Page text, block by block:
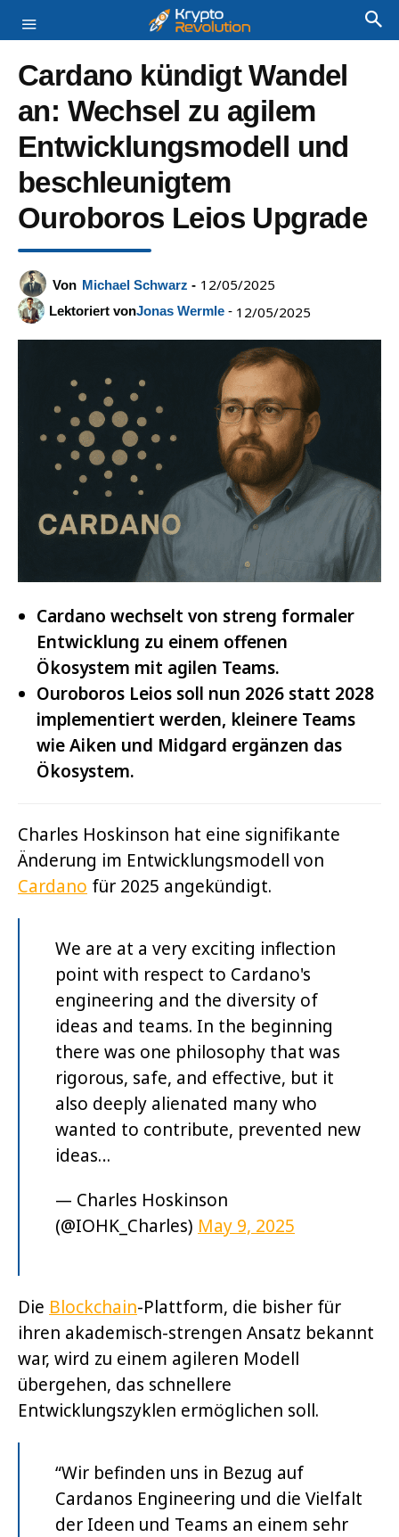
Cardano kündigt Wandel
an: Wechsel zu agilem
Entwicklungsmodell und
beschleunigtem
Ouroboros Leios Upgrade
Von Michael Schwarz - 12/05/2025
Lektoriert vonJonas Wermle - 12/05/2025
Cardano wechselt von streng formaler
Entwicklung zu einem offenen
Ökosystem mit agilen Teams.
Ouroboros Leios soll nun 2026 statt 2028
implementiert werden, kleinere Teams
wie Aiken und Midgard ergänzen das
Ökosystem.
Charles Hoskinson hat eine signifikante
Änderung im Entwicklungsmodell von
Cardano für 2025 angekündigt.
We are at a very exciting inflection
point with respect to Cardano's
engineering and the diversity of
ideas and teams. In the beginning
there was one philosophy that was
rigorous, safe, and effective, but it
also deeply alienated many who
wanted to contribute, prevented new
ideas…
— Charles Hoskinson
(@IOHK_Charles) May 9, 2025
Die Blockchain-Plattform, die bisher für
ihren akademisch-strengen Ansatz bekannt
war, wird zu einem agileren Modell
übergehen, das schnellere
Entwicklungszyklen ermöglichen soll.
“Wir befinden uns in Bezug auf
Cardanos Engineering und die Vielfalt
der Ideen und Teams an einem sehr